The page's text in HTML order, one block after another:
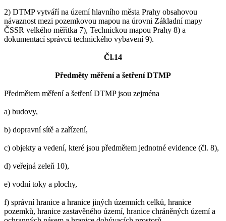
2) DTMP vytváří na území hlavního města Prahy obsahovou
návaznost mezi pozemkovou mapou na úrovni Základní mapy
ČSSR velkého měřítka 7), Technickou mapou Prahy 8) a
dokumentací správců technického vybavení 9).
Čl.14
Předměty měření a šetření DTMP
Předmětem měření a šetření DTMP jsou zejména
a) budovy,
b) dopravní sítě a zařízení,
c) objekty a vedení, které jsou předmětem jednotné evidence (čl. 8),
d) veřejná zeleň 10),
e) vodní toky a plochy,
f) správní hranice a hranice jiných územních celků, hranice
pozemků, hranice zastavěného území, hranice chráněných území a